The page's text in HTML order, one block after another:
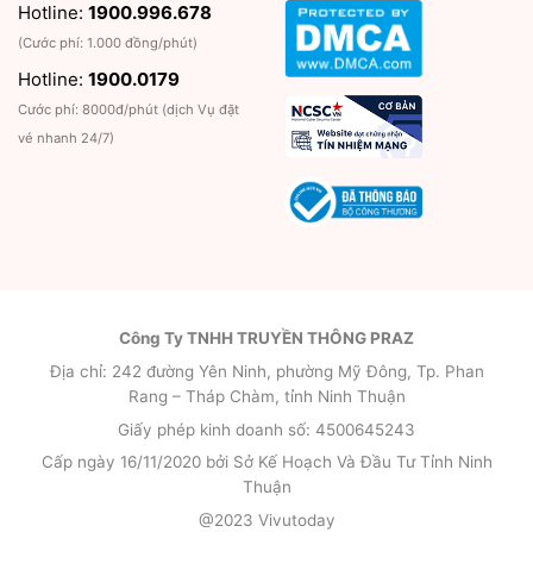
Hotline: 1900.996.678
(Cước phí: 1.000 đồng/phút)
Hotline: 1900.0179
Cước phí: 8000đ/phút (dịch Vụ đặt
vé nhanh 24/7)
Công Ty TNHH TRUYỀN THÔNG PRAZ
Địa chỉ: 242 đường Yên Ninh, phường Mỹ Đông, Tp. Phan
Rang – Tháp Chàm, tỉnh Ninh Thuận
Giấy phép kinh doanh số: 4500645243
Cấp ngày 16/11/2020 bởi Sở Kế Hoạch Và Đầu Tư Tỉnh Ninh
Thuận
@2023 Vivutoday